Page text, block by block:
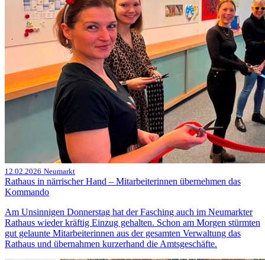
12.02.2026 Neumarkt
Rathaus in närrischer Hand – Mitarbeiterinnen übernehmen das
Kommando
Am Unsinnigen Donnerstag hat der Fasching auch im Neumarkter
Rathaus wieder kräftig Einzug gehalten. Schon am Morgen stürmten
gut gelaunte Mitarbeiterinnen aus der gesamten Verwaltung das
Rathaus und übernahmen kurzerhand die Amtsgeschäfte.